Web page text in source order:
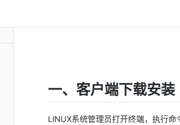
一、客户端下载安装
LINUX系统管理员打开终端，执行命